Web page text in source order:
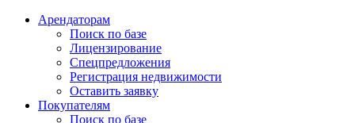
Арендаторам
Поиск по базе
Лицензирование
Спецпредложения
Регистрация недвижимости
Оставить заявку
Покупателям
Поиск по базе